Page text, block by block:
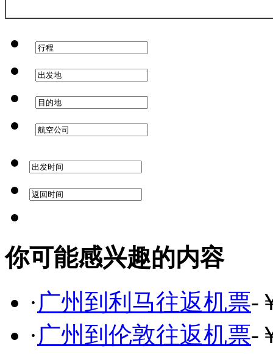
你可能感兴趣的内容
·广州到利马往返机票-
·广州到伦敦往返机票-